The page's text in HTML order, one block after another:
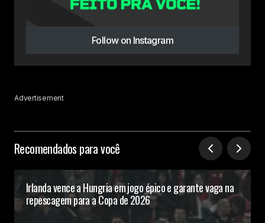
Follow on Instagram
Advertisement
Recomendados para você
Irlanda vence a Hungria em jogo épico e garante vaga na
repescagem para a Copa de 2026